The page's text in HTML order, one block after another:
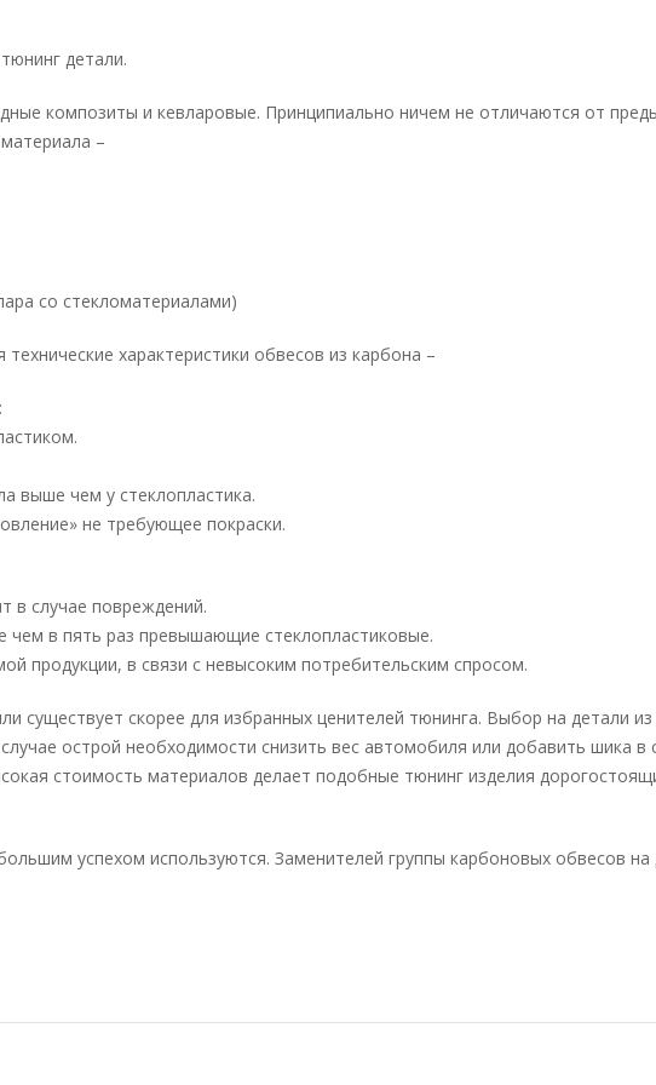
детали.
композиты и кевларовые. Принципиально ничем не отличаются от
–
со стекломатериалами)
характеристики обвесов из карбона –
выше чем у стеклопластика.
не требующее покраски.
в случае повреждений.
в пять раз превышающие стеклопластиковые.
продукции, в связи с невысоким потребительским спросом.
существует скорее для избранных ценителей тюнинга. Выбор на детали из
острой необходимости снизить вес автомобиля или добавить шика в
стоимость материалов делает подобные тюнинг изделия
успехом используются. Заменителей группы карбоновых обвесов на